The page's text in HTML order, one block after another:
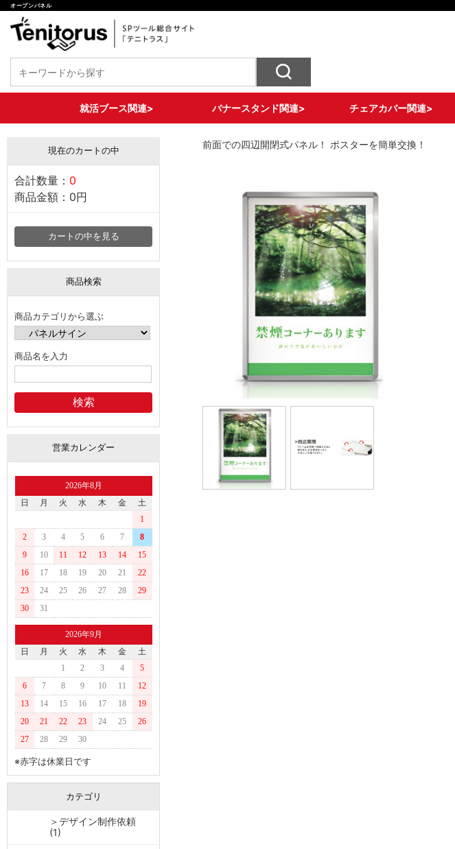
オープンパネル
就活ブース関連> バナースタンド関連>
X型バナー
ロール式バナー
大型サイズバナー
2WAYバナースタンド
チェアカバー関連>
ロングタイプ
ショートタイプ
ライトタイプ
ポケットタイプ
ドレスアップタイプ
メッシュポケットタイ
チェア備品
現在のカートの中
合計数量： 0
商品金額： 0円
カートの中を見る
商品検索
商品カテゴリから選ぶ
商品名を入力
営業カレンダー
2026年8月
日
月 火 水 木 金
土
1
2
3 4 5 6 7
8
9
10 11 12 13 14
15
16
17 18 19 20 21
22
23
24 25 26 27 28
29
30
31
2026年9月
日
月 火 水 木 金
土
1
2 3 4
5
6
7 8 9 10 11
12
13
14 15 16 17 18
19
20
21 22 23 24 25
26
27
28 29 30
※赤字は休業日です
カテゴリ
＞デザイン制作依頼
(1)
前面での四辺開閉式パネル！ ポスターを簡単交換！